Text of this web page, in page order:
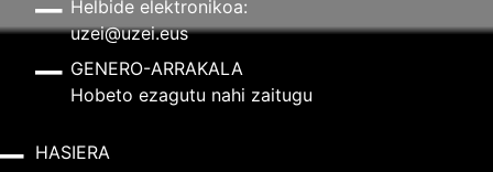
Helbide elektronikoa:
uzei@uzei.eus
GENERO-ARRAKALA
Hobeto ezagutu nahi zaitugu
HASIERA